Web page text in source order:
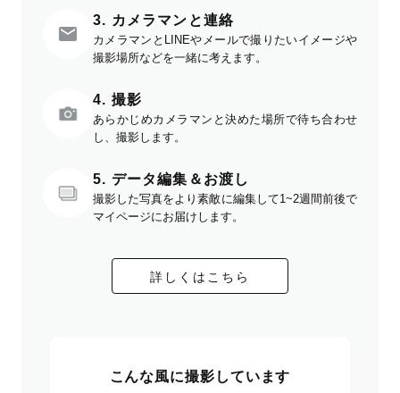
3. カメラマンと連絡
カメラマンとLINEやメールで撮りたいイメージや
撮影場所などを一緒に考えます。
4. 撮影
あらかじめカメラマンと決めた場所で待ち合わせ
し、撮影します。
5. データ編集＆お渡し
撮影した写真をより素敵に編集して1~2週間前後で
マイページにお届けします。
詳しくはこちら
こんな風に撮影しています